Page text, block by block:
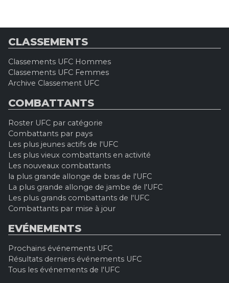
CLASSEMENTS
Classements UFC Hommes
Classements UFC Femmes
Archive Classement UFC
COMBATTANTS
Roster UFC par catégorie
Combattants par pays
Les plus jeunes actifs de l'UFC
Les plus vieux combattants en activité
Les nouveaux combattants
la plus grande allonge de bras de l'UFC
La plus grande allonge de jambe de l'UFC
Les plus grands combattants de l'UFC
Combattants par mise à jour
EVÉNEMENTS
Prochains événements UFC
Résultats derniers événements UFC
Tous les événements de l'UFC